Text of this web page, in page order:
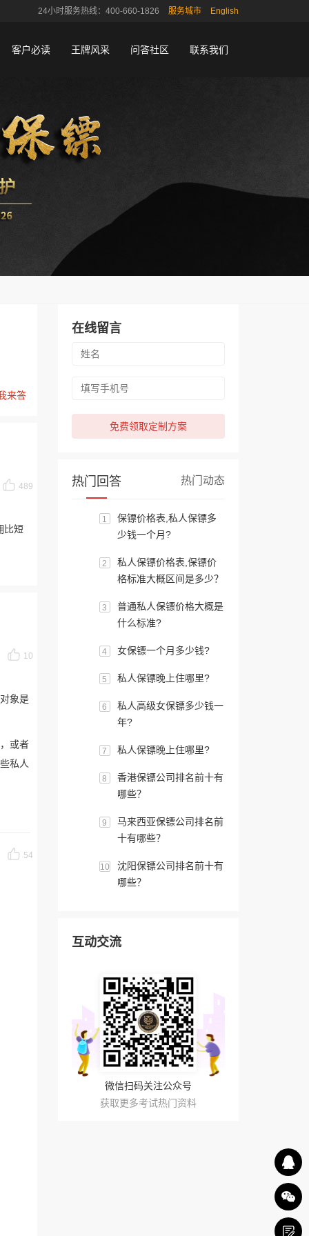
24小时服务热线：400-660-1826 服务城市 English
客户必读 王牌风采 问答社区 联系我们
来答
489
比短
10
象是
或者
私人
54
在线留言
免费领取定制方案
热门回答 热门动态
1
保镖价格表,私人保镖多
少钱一个月?
2
私人保镖价格表,保镖价
格标准大概区间是多少？
3
普通私人保镖价格大概是
什么标准?
4 女保镖一个月多少钱?
5 私人保镖晚上住哪里?
6
私人高级女保镖多少钱一
年?
7 私人保镖晚上住哪里?
8
香港保镖公司排名前十有
哪些？
9
马来西亚保镖公司排名前
十有哪些？
10
沈阳保镖公司排名前十有
哪些？
互动交流
微信扫码关注公众号
获取更多考试热门资料